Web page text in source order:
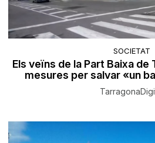
SOCIETAT
Els veïns de la Part Baixa de
mesures per salvar «un